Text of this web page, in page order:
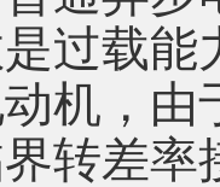
过载
机，
转差